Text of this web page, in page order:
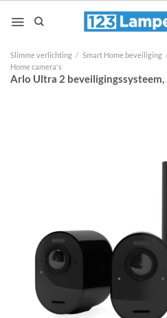
naar
Slimme verlichting / Smart Home beveiliging
Home camera's
Arlo Ultra 2 beveiligingssysteem,